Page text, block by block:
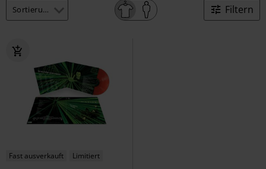
Filtern
Fast ausverkauft Limitiert